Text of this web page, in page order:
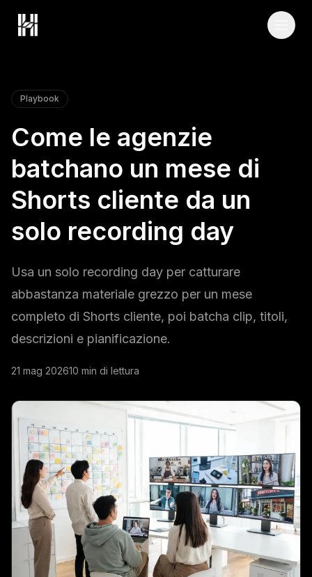
Playbook
Come le agenzie
batchano un mese di
Shorts cliente da un
solo recording day
Usa un solo recording day per catturare
abbastanza materiale grezzo per un mese
completo di Shorts cliente, poi batcha clip, titoli,
descrizioni e pianificazione.
21 mag 202610 min di lettura